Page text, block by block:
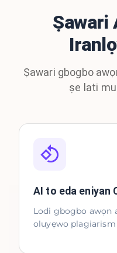
Ṣawari
Ṣawari gbogbo
ṣe lati
AI to eda eniyan
Lodi gbogbo awọn
oluyẹwo